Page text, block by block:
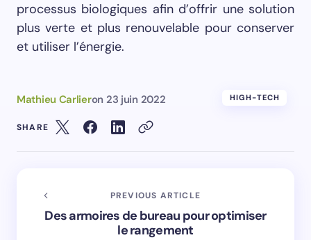
processus biologiques afin d’offrir une solution
plus verte et plus renouvelable pour conserver
et utiliser l’énergie.
Mathieu Carlieron 23 juin 2022 HIGH-TECH
SHARE
PREVIOUS ARTICLE
Des armoires de bureau pour optimiser
le rangement